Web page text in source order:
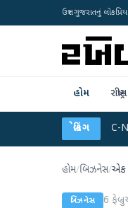
ઉત્તર ગુજરાતનું
હોમ રાષ્ટ્રીય
બ્રેકિંગ
UGC-NET પરીક્ષા
હોમ/બિઝનેસ/એક
બિઝનેસ 6